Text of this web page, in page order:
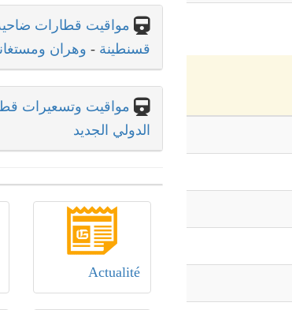
مواقيت قطارات ضاحية
قسنطينة - وهران
مواقيت وتسعيرات
الدولي الجديد
Actualité